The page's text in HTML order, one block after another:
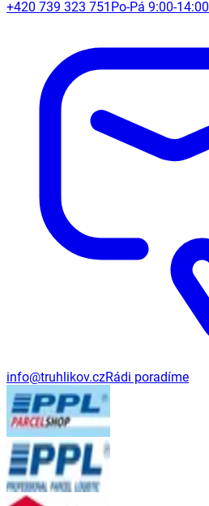
+420 739 323 751 Po-Pá 9:00-14:00
info@truhlikov.czRádi poradíme